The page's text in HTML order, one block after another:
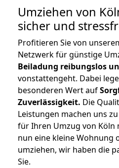
Umziehen von
sicher und
Profitieren Sie von
Netzwerk für günstige
Beiladung reibungslos
vonstattengeht. Dabei
besonderen Wert auf
Zuverlässigkeit. Die
Leistungen machen uns
für Ihren Umzug von Köln
nun eine kleine Wohnung
umziehen, wir haben die
Sie.